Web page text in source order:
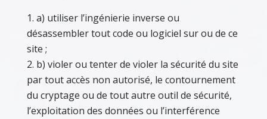
a) utiliser l’ingénierie inverse ou
désassembler tout code ou logiciel sur ou de ce
site ;
b) violer ou tenter de violer la sécurité du site
par tout accès non autorisé, le contournement
du cryptage ou de tout autre outil de sécurité,
l’exploitation des données ou l’interférence